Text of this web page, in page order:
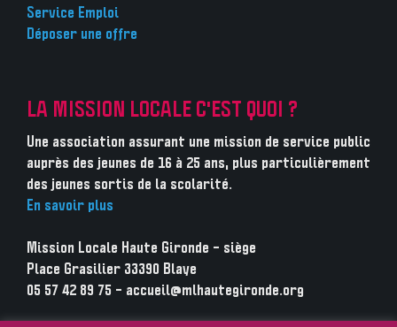
Service Emploi
Déposer une offre
LA MISSION LOCALE C'EST QUOI ?
Une association assurant une mission de service public
auprès des jeunes de 16 à 25 ans, plus particulièrement
des jeunes sortis de la scolarité.
En savoir plus
Mission Locale Haute Gironde – siège
Place Grasilier 33390 Blaye
05 57 42 89 75 – accueil@mlhautegironde.org